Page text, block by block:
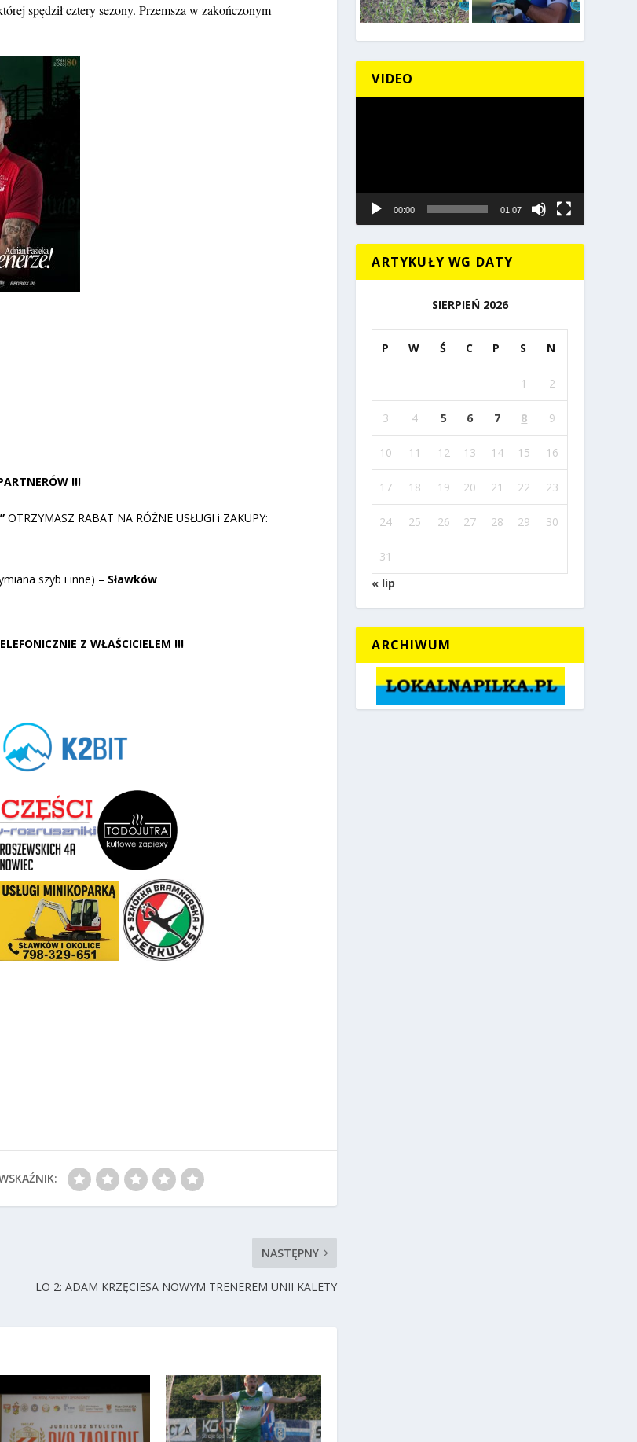
spędził cztery sezony. Przemsza w zakończonym
!!!
OTRZYMASZ RABAT NA RÓŻNE USŁUGI i ZAKUPY:
szyb i inne) – Sławków
Z WŁAŚCICIELEM !!!
NASTĘPNY
LO 2: ADAM KRZĘCIESA NOWYM TRENEREM UNII KALETY
VIDEO
00:00 01:07
ARTYKUŁY WG DATY
SIERPIEŃ 2026
P W Ś C P S N
1 2
3 4 5 6 7 8 9
10 11 12 13 14 15 16
17 18 19 20 21 22 23
24 25 26 27 28 29 30
31
« lip
ARCHIWUM